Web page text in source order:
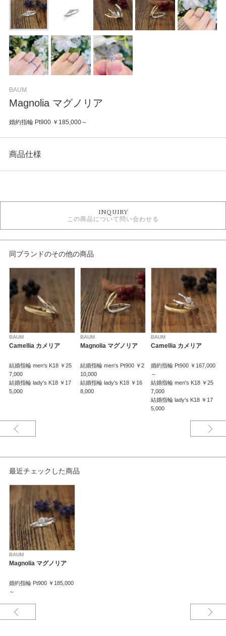
BAUM
Magnolia マグノリア
婚約指輪 Pt900 ￥185,000～
商品仕様
婚約指輪
婚約指輪 プラチナカラー
バウム 婚約指輪
シンプル
テイスト
婚約指輪 シンプル
紹介文
マグノリア 持続性
いつまでも変わらない二人でいよう
※婚約指輪のセンターダイヤモンドは価格に含まれません。
※選ばれる素材・ダイヤモンドグレードによって価格が変わります。
詳しくはスタッフまでお問い合わせくださいませ。
※税込み価格となっております。
INQUIRY
この商品について問い合わせる
同ブランドのその他の商品
BAUM
Camellia カメリア
結婚指輪 men's K18 ￥25
7,000
結婚指輪 lady's K18 ￥17
5,000
BAUM
Magnolia マグノリア
結婚指輪 men's Pt900 ￥2
10,000
結婚指輪 lady's K18 ￥16
8,000
BAUM
Camellia カメリア
婚約指輪 Pt900 ￥167,000
～
結婚指輪 men's K18 ￥25
7,000
結婚指輪 lady's K18 ￥17
5,000
最近チェックした商品
BAUM
Magnolia マグノリア
婚約指輪 Pt900 ￥185,000
～